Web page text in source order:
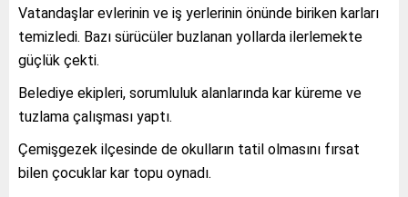
Vatandaşlar evlerinin ve iş yerlerinin önünde biriken karları
temizledi. Bazı sürücüler buzlanan yollarda ilerlemekte
güçlük çekti.
Belediye ekipleri, sorumluluk alanlarında kar küreme ve
tuzlama çalışması yaptı.
Çemişgezek ilçesinde de okulların tatil olmasını fırsat
bilen çocuklar kar topu oynadı.